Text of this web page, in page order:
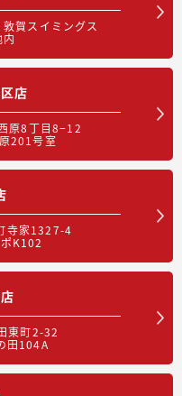
賀スイミングス
店
原8丁目8−12
201号室
寺家1327-4
K102
東町2-32
田104A